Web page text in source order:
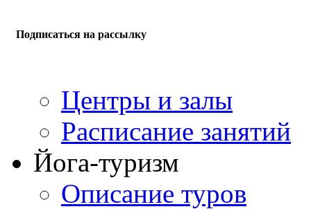
Подписаться на рассылку
Центры и залы
Расписание занятий
Йога-туризм
Описание туров